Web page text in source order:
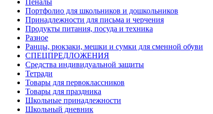
Портфолио для школьников и дошкольников
Принадлежности для письма и черчения
Продукты питания, посуда и техника
Разное
Ранцы, рюкзаки, мешки и сумки для сменной обуви
СПЕЦПРЕДЛОЖЕНИЯ
Средства индивидуальной защиты
Тетради
Товары для первоклассников
Товары для праздника
Школьные принадлежности
Школьный дневник